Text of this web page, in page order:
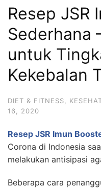
Resep JSR
Sederhana
untuk
Kekebalan
DIET & FITNESS
16, 2020
Resep JSR Imun
Corona di Indonesia
melakukan antisipasi
Beberapa cara